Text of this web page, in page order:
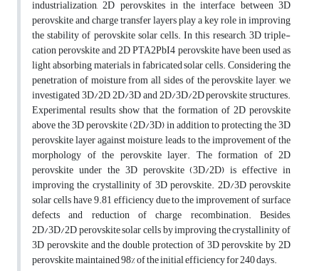
industrialization, 2D perovskites in the interface between 3D
perovskite and charge transfer layers play a key role in improving
the stability of perovskite solar cells. In this research, 3D triple-
cation perovskite and 2D PTA2PbI4 perovskite have been used as
light absorbing materials in fabricated solar cells. Considering the
penetration of moisture from all sides of the perovskite layer, we
investigated 3D/2D, 2D/3D and 2D/3D/2D perovskite structures.
Experimental results show that the formation of 2D perovskite
above the 3D perovskite (2D/3D) in addition to protecting the 3D
perovskite layer against moisture, leads to the improvement of the
morphology of the perovskite layer. The formation of 2D
perovskite under the 3D perovskite (3D/2D) is effective in
improving the crystallinity of 3D perovskite. 2D/3D perovskite
solar cells have 9.81 efficiency due to the improvement of surface
defects and reduction of charge recombination. Besides,
2D/3D/2D perovskite solar cells by improving the crystallinity of
3D perovskite and the double protection of 3D perovskite by 2D
perovskite, maintained 98% of the initial efficiency for 240 days.